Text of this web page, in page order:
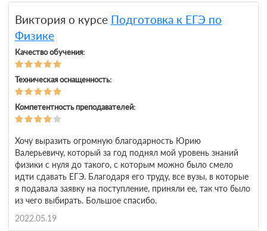
Виктория о курсе Подготовка к ЕГЭ по
Физике
Качество обучения:
Техническая оснащенность:
Компетентность преподавателей:
Хочу выразить огромную благодарность Юрию
Валерьевичу, который за год поднял мой уровень знаний
физики с нуля до такого, с которым можно было смело
идти сдавать ЕГЭ. Благодаря его труду, все вузы, в которые
я подавала заявку на поступление, приняли ее, так что было
из чего выбирать. Большое спасибо.
2022.05.19